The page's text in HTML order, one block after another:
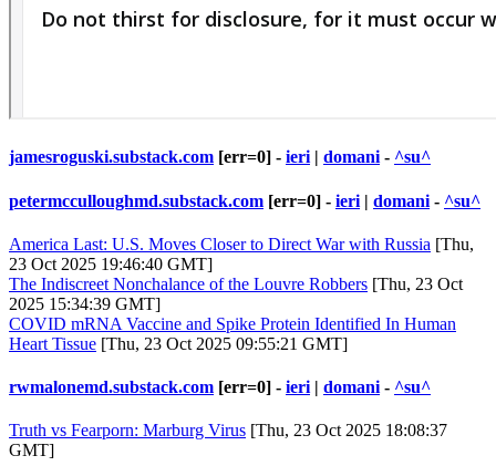
jamesroguski.substack.com [err=0] - ieri | domani - ^su^
petermcculloughmd.substack.com [err=0] - ieri | domani - ^su^
America Last: U.S. Moves Closer to Direct War with Russia [Thu,
23 Oct 2025 19:46:40 GMT]
The Indiscreet Nonchalance of the Louvre Robbers [Thu, 23 Oct
2025 15:34:39 GMT]
COVID mRNA Vaccine and Spike Protein Identified In Human
Heart Tissue [Thu, 23 Oct 2025 09:55:21 GMT]
rwmalonemd.substack.com [err=0] - ieri | domani - ^su^
Truth vs Fearporn: Marburg Virus [Thu, 23 Oct 2025 18:08:37
GMT]